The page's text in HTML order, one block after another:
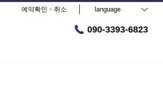
예약확인・취소 language
090-3393-6823